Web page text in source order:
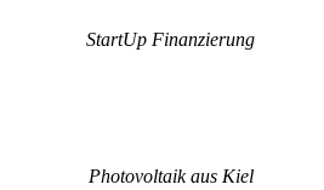
StartUp Finanzierung
Photovoltaik aus Kiel